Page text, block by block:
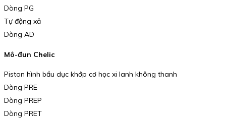
Dòng PG
Tự động xả
Dòng AD
Mô-đun Chelic
Piston hình bầu dục khớp cơ học xi lanh không thanh
Dòng PRE
Dòng PREP
Dòng PRET